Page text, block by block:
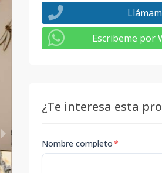
Escribeme por
¿Te interesa esta
Nombre completo*